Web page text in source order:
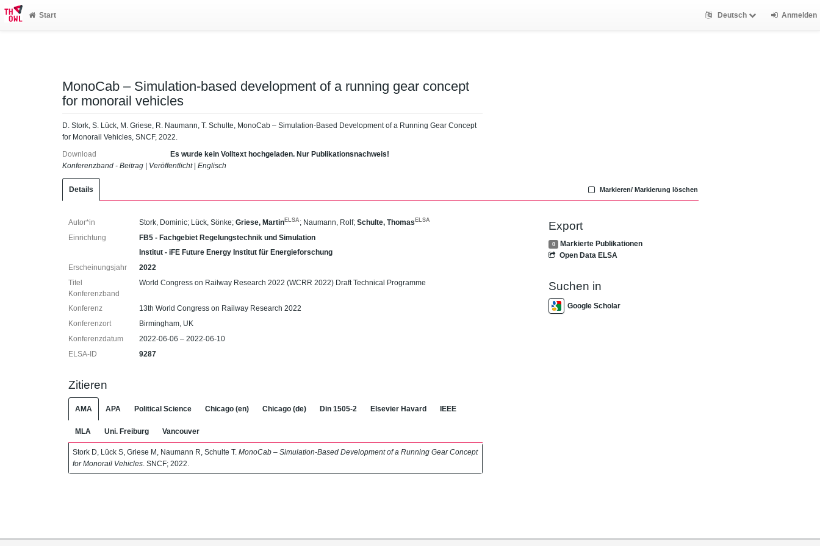
Start Deutsch Anmelden
MonoCab – Simulation-based development of a running gear concept
for monorail vehicles
D. Stork, S. Lück, M. Griese, R. Naumann, T. Schulte, MonoCab – Simulation-Based Development of a Running Gear Concept
for Monorail Vehicles, SNCF, 2022.
Download
Es wurde kein Volltext hochgeladen. Nur Publikationsnachweis!
Konferenzband - Beitrag
Veröffentlicht| Englisch
Details Markieren/ Markierung löschen
Autor*in Stork, Dominic; Lück, Sönke;Griese, MartinELSA ; Naumann, Rolf;Schulte, ThomasELSA
Einrichtung
FB5 - Fachgebiet Regelungstechnik und Simulation
Institut - iFE Future Energy Institut für Energieforschung
Erscheinungsjahr
2022
Titel
Konferenzband
World Congress on Railway Research 2022 (WCRR 2022) Draft Technical Programme
Konferenz
13th World Congress on Railway Research 2022
Konferenzort
Birmingham, UK
Konferenzdatum
2022-06-06 – 2022-06-10
ELSA-ID
9287
Zitieren
AMA APA Political Science Chicago (en) Chicago (de) Din 1505-2 Elsevier Havard IEEE
MLA Uni. Freiburg Vancouver
Stork D, Lück S, Griese M, Naumann R, Schulte T. MonoCab – Simulation-Based Development of a Running Gear Concept
for Monorail Vehicles . SNCF; 2022.
Export
0
Markierte Publikationen
Open Data ELSA
Suchen in
Google Scholar